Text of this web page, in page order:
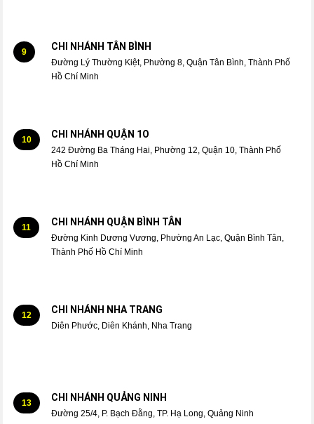
9 CHI NHÁNH TÂN BÌNH
Đường Lý Thường Kiệt, Phường 8, Quận Tân Bình, Thành Phố
Hồ Chí Minh
10 CHI NHÁNH QUẬN 1O
242 Đường Ba Tháng Hai, Phường 12, Quận 10, Thành Phố
Hồ Chí Minh
11 CHI NHÁNH QUẬN BÌNH TÂN
Đường Kinh Dương Vương, Phường An Lạc, Quận Bình Tân,
Thành Phố Hồ Chí Minh
12 CHI NHÁNH NHA TRANG
Diên Phước, Diên Khánh, Nha Trang
13 CHI NHÁNH QUẢNG NINH
Đường 25/4, P. Bạch Đằng, TP. Hạ Long, Quảng Ninh